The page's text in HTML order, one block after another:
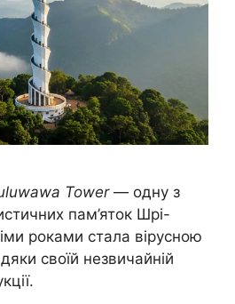
Tower— одну з
пам’яток Шрі-
роками стала вірусною
своїй незвичайній